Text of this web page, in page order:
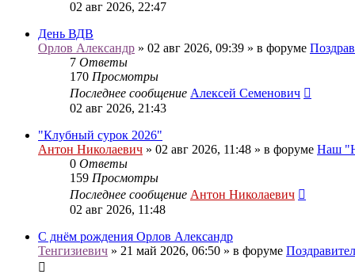
02 авг 2026, 22:47
День ВДВ
Орлов Александр » 02 авг 2026, 09:39 » в форуме
7 Ответы
170 Просмотры
Последнее сообщение Алексей Семенович
02 авг 2026, 21:43
"Клубный сурок 2026"
Антон Николаевич » 02 авг 2026, 11:48 » в форуме Наш
0 Ответы
159 Просмотры
Последнее сообщение Антон Николаевич
02 авг 2026, 11:48
С днём рождения Орлов Александр
Тенгизиевич » 21 май 2026, 06:50 » в форуме